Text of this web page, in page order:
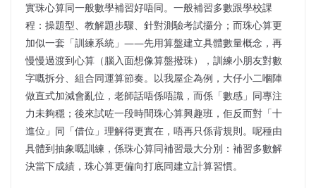
實珠心算同一般數學補習好唔同。一般補習多數跟學校課
程：操題型、教解題步驟、針對測驗考試攞分；而珠心算更
加似一套「訓練系統」——先用算盤建立具體數量概念，再
慢慢過渡到心算（腦入面想像算盤撥珠），訓練小朋友對數
字嘅拆分、組合同運算節奏。以我屋企為例，大仔小二嗰陣
做直式加減會亂位，老師話唔係唔識，而係「數感」同專注
力未夠穩；後來試咗一段時間珠心算興趣班，佢反而對「十
進位」同「借位」理解得更實在，唔再只係背規則。呢種由
具體到抽象嘅訓練，係珠心算同補習最大分別：補習多數解
決當下成績，珠心算更偏向打底同建立計算習慣。